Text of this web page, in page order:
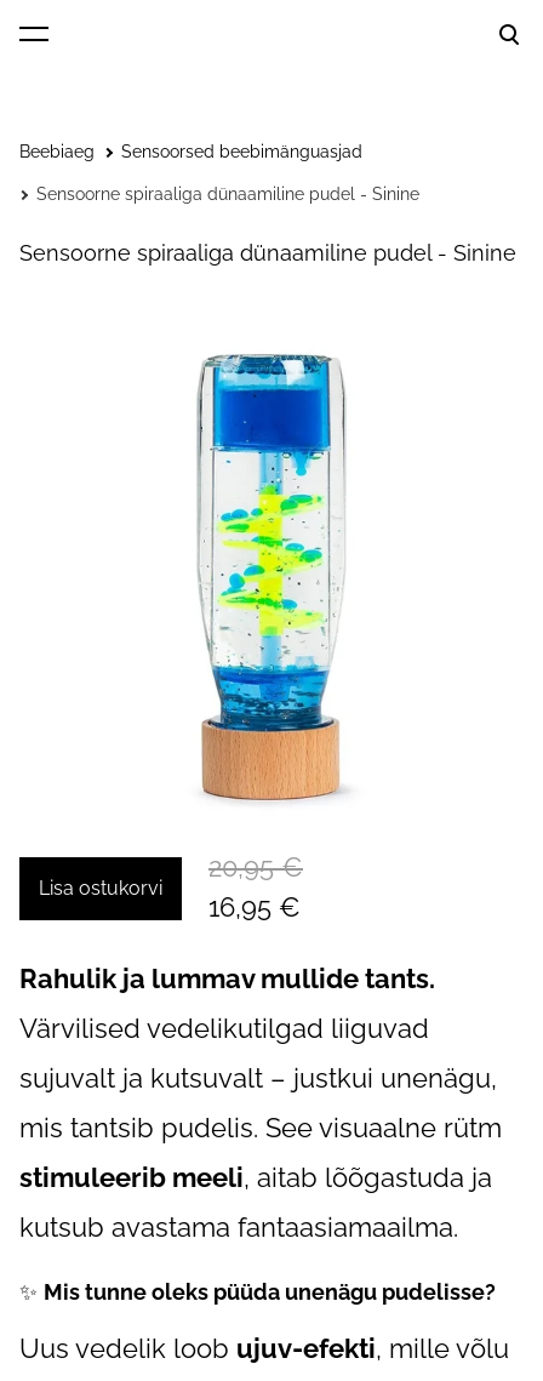
lisati ostukorvi.
Beebiaeg Sensoorsed beebimänguasjad
Sensoorne spiraaliga dünaamiline pudel - Sinine
Sensoorne spiraaliga dünaamiline pudel - Sinine
Lisa ostukorvi
20,95 €
16,95 €
Rahulik ja lummav mullide tants.
Värvilised vedelikutilgad liiguvad
sujuvalt ja kutsuvalt – justkui unenägu,
mis tantsib pudelis. See visuaalne rütm
stimuleerib meeli, aitab lõõgastuda ja
kutsub avastama fantaasiamaailma.
✨ Mis tunne oleks püüda unenägu pudelisse?
Uus vedelik loob ujuv-efekti, mille võlu